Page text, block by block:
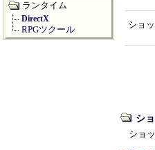
ショ
シ
ショ
ランタイム
DirectX
RPGツクール